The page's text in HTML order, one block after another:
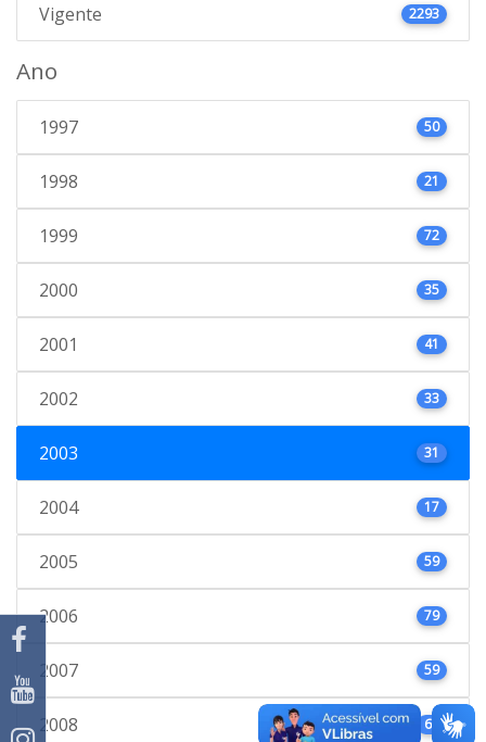
Vigente 2293
Ano
1997 50
1998 21
1999 72
2000 35
2001 41
2002 33
2003 31
2004 17
2005 59
2006 79
2007 59
2008 66